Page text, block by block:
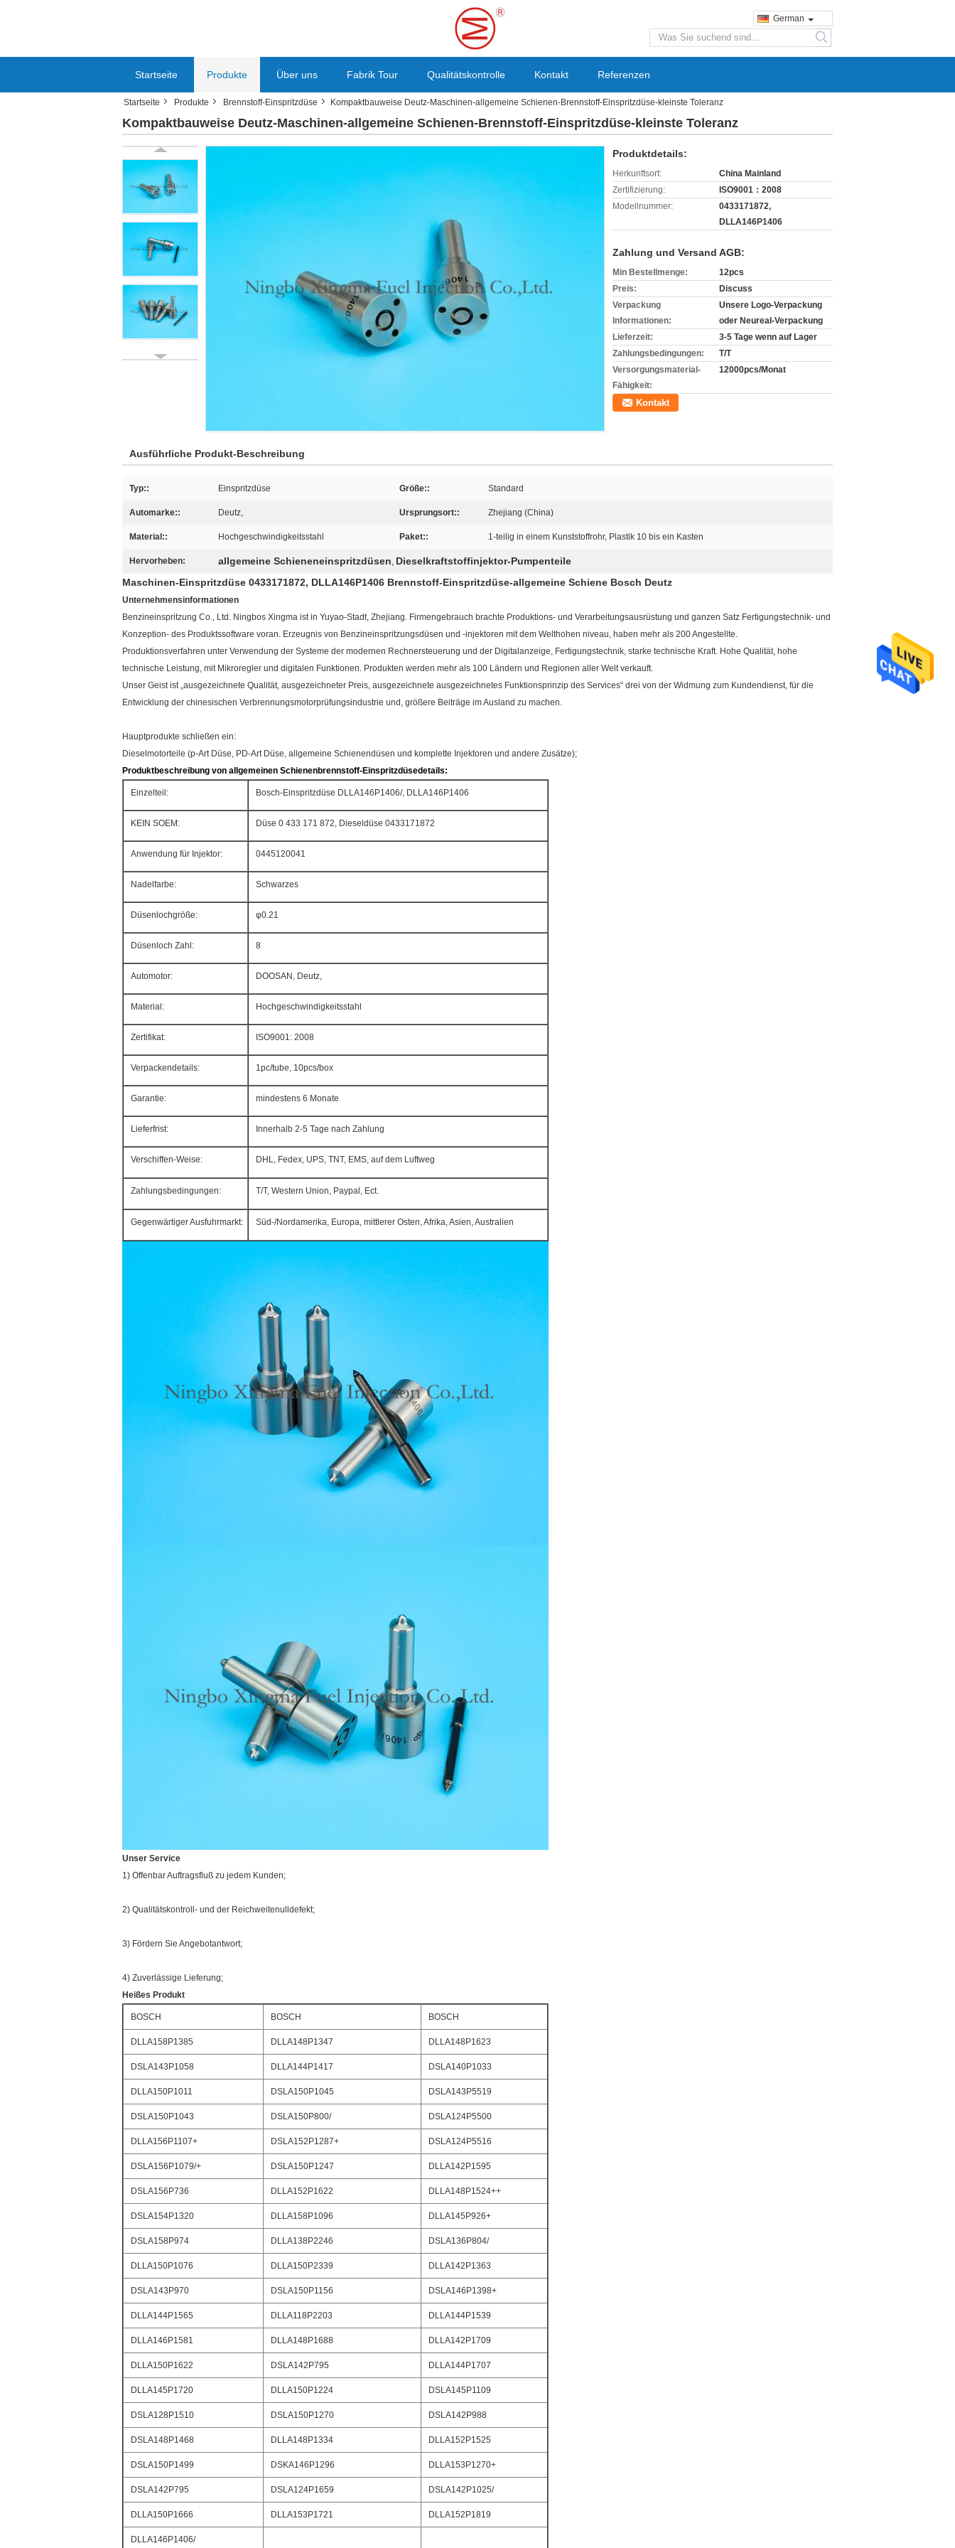
German
search
Startseite Produkte Über uns Fabrik Tour Qualitätskontrolle Kontakt Referenzen
Startseite Produkte Brennstoff-Einspritzdüse Kompaktbauweise Deutz-Maschinen-allgemeine Schienen-Brennstoff-Einspritzdüse-kleinste Toleranz
Kompaktbauweise Deutz-Maschinen-allgemeine Schienen-Brennstoff-Einspritzdüse-kleinste Toleranz
Produktdetails:
Herkunftsort:
China Mainland
Zertifizierung:
ISO9001：2008
Modellnummer:
0433171872,
DLLA146P1406
Zahlung und Versand AGB:
Min Bestellmenge:
12pcs
Preis:
Discuss
Verpackung
Informationen:
Unsere Logo-Verpackung
oder Neureal-Verpackung
Lieferzeit:
3-5 Tage wenn auf Lager
Zahlungsbedingungen:
T/T
Versorgungsmaterial-
Fähigkeit:
12000pcs/Monat
Kontakt
Ausführliche Produkt-Beschreibung
Typ:: Einspritzdüse Größe:: Standard
Automarke:: Deutz, Ursprungsort:: Zhejiang (China)
Material:: Hochgeschwindigkeitsstahl Paket:: 1-teilig in einem Kunststoffrohr, Plastik 10 bis ein Kasten
Hervorheben: allgemeine Schieneneinspritzdüsen, Dieselkraftstoffinjektor-Pumpenteile
Maschinen-Einspritzdüse 0433171872, DLLA146P1406 Brennstoff-Einspritzdüse-allgemeine Schiene Bosch Deutz
Unternehmensinformationen
Benzineinspritzung Co., Ltd. Ningbos Xingma ist in Yuyao-Stadt, Zhejiang. Firmengebrauch brachte Produktions- und Verarbeitungsausrüstung und ganzen Satz Fertigungstechnik- und
Konzeption- des Produktssoftware voran. Erzeugnis von Benzineinspritzungsdüsen und -injektoren mit dem Welthohen niveau, haben mehr als 200 Angestellte.
Produktionsverfahren unter Verwendung der Systeme der modernen Rechnersteuerung und der Digitalanzeige, Fertigungstechnik, starke technische Kraft. Hohe Qualität, hohe
technische Leistung, mit Mikroregler und digitalen Funktionen. Produkten werden mehr als 100 Ländern und Regionen aller Welt verkauft.
Unser Geist ist „ausgezeichnete Qualität, ausgezeichneter Preis, ausgezeichnete ausgezeichnetes Funktionsprinzip des Services“ drei von der Widmung zum Kundendienst, für die
Entwicklung der chinesischen Verbrennungsmotorprüfungsindustrie und, größere Beiträge im Ausland zu machen.
Hauptprodukte schließen ein:
Dieselmotorteile (p-Art Düse, PD-Art Düse, allgemeine Schienendüsen und komplette Injektoren und andere Zusätze);
Produktbeschreibung von allgemeinen Schienenbrennstoff-Einspritzdüsedetails:
Einzelteil: Bosch-Einspritzdüse DLLA146P1406/, DLLA146P1406
KEIN SOEM: Düse 0 433 171 872, Dieseldüse 0433171872
Anwendung für Injektor: 0445120041
Nadelfarbe: Schwarzes
Düsenlochgröße: φ0.21
Düsenloch Zahl: 8
Automotor: DOOSAN, Deutz,
Material: Hochgeschwindigkeitsstahl
Zertifikat: ISO9001: 2008
Verpackendetails: 1pc/tube, 10pcs/box
Garantie: mindestens 6 Monate
Lieferfrist: Innerhalb 2-5 Tage nach Zahlung
Verschiffen-Weise: DHL, Fedex, UPS, TNT, EMS, auf dem Luftweg
Zahlungsbedingungen: T/T, Western Union, Paypal, Ect.
Gegenwärtiger Ausfuhrmarkt: Süd-/Nordamerika, Europa, mittlerer Osten, Afrika, Asien, Australien
Unser Service
1) Offenbar Auftragsfluß zu jedem Kunden;
2) Qualitätskontroll- und der Reichweitenulldefekt;
3) Fördern Sie Angebotantwort;
4) Zuverlässige Lieferung;
Heißes Produkt
BOSCH BOSCH BOSCH
DLLA158P1385 DLLA148P1347 DLLA148P1623
DSLA143P1058 DLLA144P1417 DSLA140P1033
DLLA150P1011 DSLA150P1045 DSLA143P5519
DSLA150P1043 DSLA150P800/ DSLA124P5500
DLLA156P1107+ DSLA152P1287+ DSLA124P5516
DSLA156P1079/+ DSLA150P1247 DLLA142P1595
DSLA156P736 DLLA152P1622 DLLA148P1524++
DSLA154P1320 DLLA158P1096 DLLA145P926+
DSLA158P974 DLLA138P2246 DSLA136P804/
DLLA150P1076 DLLA150P2339 DLLA142P1363
DSLA143P970 DSLA150P1156 DSLA146P1398+
DLLA144P1565 DLLA118P2203 DLLA144P1539
DLLA146P1581 DLLA148P1688 DLLA142P1709
DLLA150P1622 DSLA142P795 DLLA144P1707
DLLA145P1720 DLLA150P1224 DSLA145P1109
DSLA128P1510 DSLA150P1270 DSLA142P988
DSLA148P1468 DLLA148P1334 DLLA152P1525
DSLA150P1499 DSKA146P1296 DLLA153P1270+
DSLA142P795 DSLA124P1659 DSLA142P1025/
DLLA150P1666 DLLA153P1721 DLLA152P1819
DLLA146P1406/